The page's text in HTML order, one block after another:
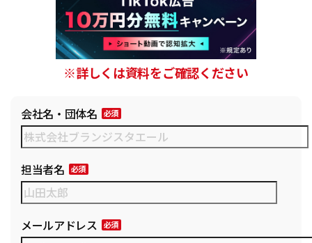
※詳しくは資料をご確認ください
会社名・団体名
担当者名
メールアドレス